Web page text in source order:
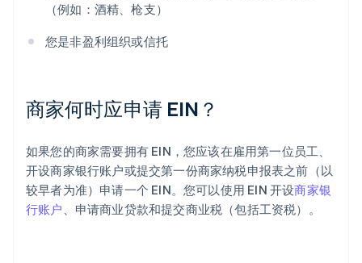
（例如：酒精、枪支）
您是非盈利组织或信托
商家何时应申请 EIN？
如果您的商家需要拥有 EIN，您应该在雇用第一位员工、
开设商家银行账户或提交第一份商家纳税申报表之前（以
较早者为准）申请一个 EIN。您可以使用 EIN 开设商家银
行账户 、申请商业贷款和提交商业税（包括工资税）。